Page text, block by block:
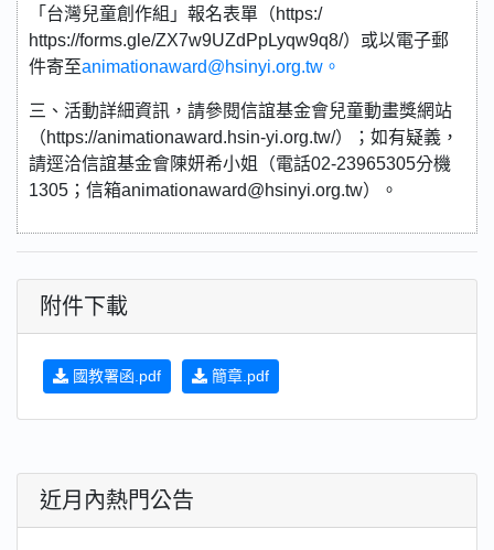
「台灣兒童創作組」報名表單（https:/
https://forms.gle/ZX7w9UZdPpLyqw9q8/）或以電子郵
件寄至animationaward@hsinyi.org.tw。
三、活動詳細資訊，請參閱信誼基金會兒童動畫獎網站
（https://animationaward.hsin-yi.org.tw/）；如有疑義，
請逕洽信誼基金會陳妍希小姐（電話02-23965305分機
1305；信箱animationaward@hsinyi.org.tw）。
附件下載
國教署函.pdf 簡章.pdf
近月內熱門公告